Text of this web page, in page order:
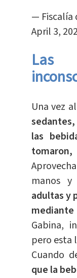
— Fiscalía
April 3,
Una vez
las
tomaron,
manos
adultas y
Gabina,
pero
Cuando
que la